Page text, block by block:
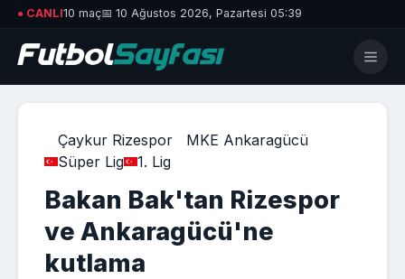
● CANLI10 maç📅 10 Ağustos 2026, Pazartesi 05:39
Çaykur Rizespor
MKE Ankaragücü
Süper Lig
1. Lig
Bakan Bak'tan Rizespor
ve Ankaragücü'ne
kutlama